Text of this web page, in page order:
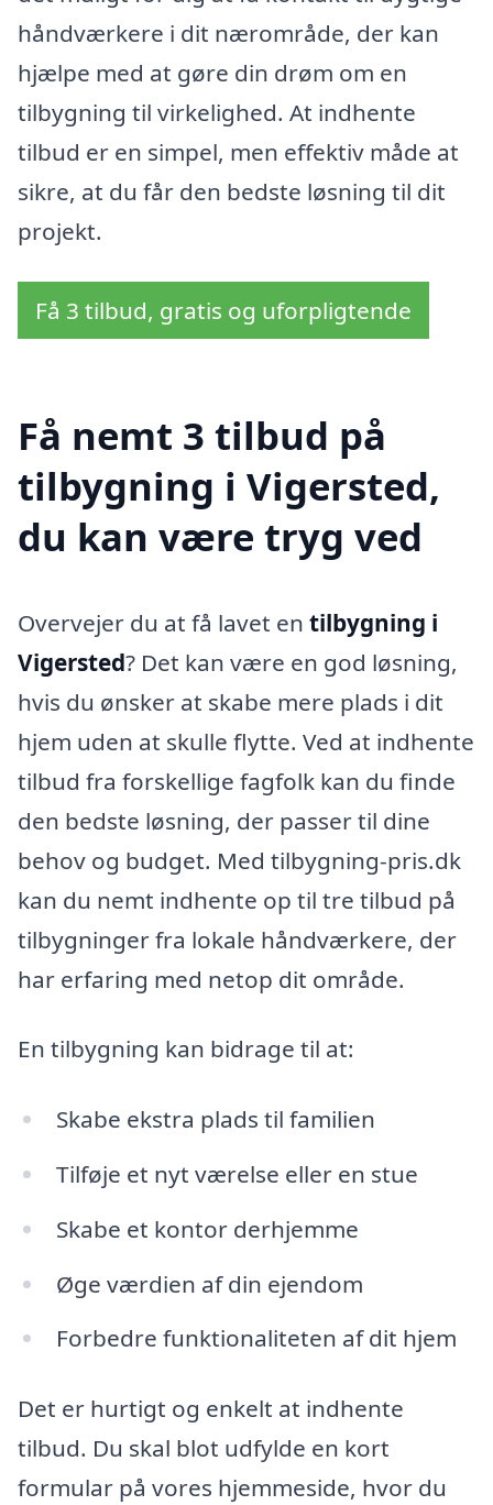
håndværkere i dit nærområde, der kan
hjælpe med at gøre din drøm om en
tilbygning til virkelighed. At indhente
tilbud er en simpel, men effektiv måde at
sikre, at du får den bedste løsning til dit
projekt.
Få 3 tilbud, gratis og uforpligtende
Få nemt 3 tilbud på
tilbygning i Vigersted,
du kan være tryg ved
Overvejer du at få lavet en tilbygning i
Vigersted? Det kan være en god løsning,
hvis du ønsker at skabe mere plads i dit
hjem uden at skulle flytte. Ved at indhente
tilbud fra forskellige fagfolk kan du finde
den bedste løsning, der passer til dine
behov og budget. Med tilbygning-pris.dk
kan du nemt indhente op til tre tilbud på
tilbygninger fra lokale håndværkere, der
har erfaring med netop dit område.
En tilbygning kan bidrage til at:
Skabe ekstra plads til familien
Tilføje et nyt værelse eller en stue
Skabe et kontor derhjemme
Øge værdien af din ejendom
Forbedre funktionaliteten af dit hjem
Det er hurtigt og enkelt at indhente
tilbud. Du skal blot udfylde en kort
formular på vores hjemmeside, hvor du